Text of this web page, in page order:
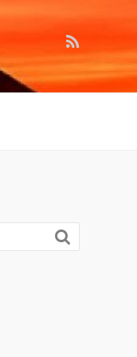
